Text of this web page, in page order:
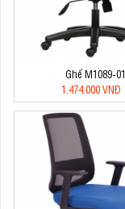
Ghế M1089-01
1.474.000 VNĐ